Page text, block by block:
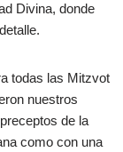
Divina, donde
todas las Mitzvot
nuestros
de la
como con una